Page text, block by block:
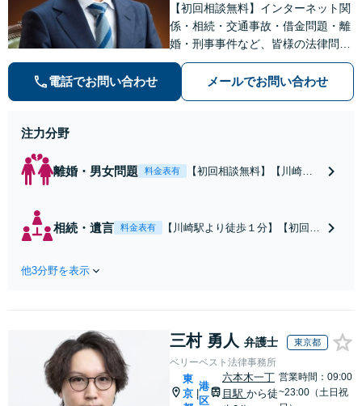
【初回相談無料】インターネット関
係・相続・交通事故・借金問題・離
婚・刑事事件など、皆様の法律問題
を解決すべく、親身になって取り組
みます。クチコミ・リピーターの方
も多数。お気軽にお問い合わせ下さ
電話でお問い合わせ メールでお問い合わせ
注力分野
離婚・男女問題 料金表有
【初回相談無料】【川崎駅
割・婚姻費用・養育費・財
相続・遺言 料金表有
【川崎駅より徒歩１分】【初回相
スを目指しております。
他3分野を表示
三村 勇人 弁護士 東京都
ベリーベスト法律事務所
東
京
港
区
六本木一丁
目駅 から徒
営業時間：09:00
~23:00（土日祝